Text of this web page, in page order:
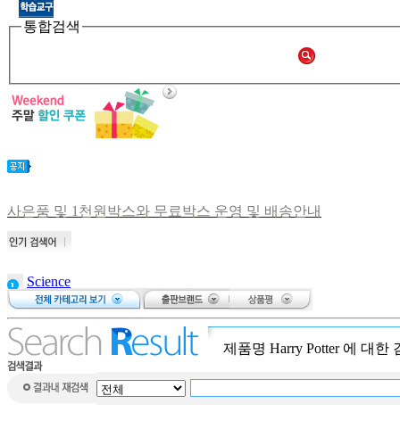
통합검색
사은품 및 1천원박스와 무료박스 운영 및 배송안내
[공지] 쑥쑥몰 재오픈합니다.
[중고샵] 명절 편의점 택배 배송안내
[중고샵] 2019년 11월 무이자 할부 안내
Science
brain puzzle
bike
Atalanta: The
Race Against
제품명 Harry Potter에 대한